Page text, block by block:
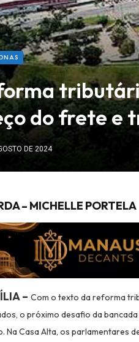
do frete e
DE 2024
– MICHELLE PORTELA
– Com o texto da reforma
o próximo desafio da
Na Casa Alta, os parlamentares